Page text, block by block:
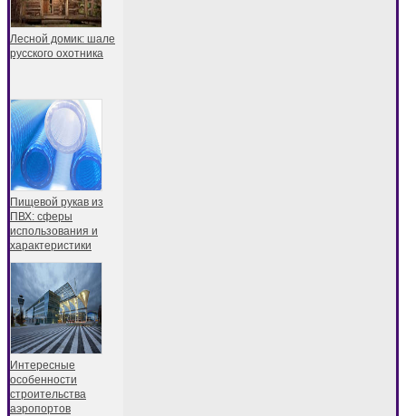
Лесной домик: шале
русского охотника
Пищевой рукав из
ПВХ: сферы
использования и
характеристики
Интересные
особенности
строительства
аэропортов